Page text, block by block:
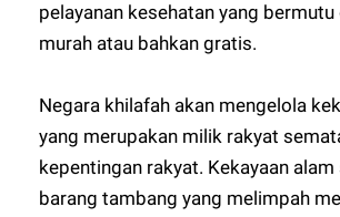
pelayanan kesehatan yang
murah atau bahkan gratis.
Negara khilafah akan mengelola
yang merupakan milik rakyat
kepentingan rakyat. Kekayaan
barang tambang yang melimpah